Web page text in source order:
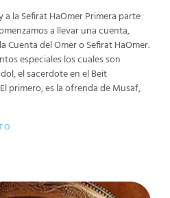
la Sefirat HaOmer Primera parte
a llevar una cuenta,
Cuenta del Omer o Sefirat HaOmer.
especiales los cuales son
el sacerdote en el Beit
primero, es la ofrenda de Musaf,